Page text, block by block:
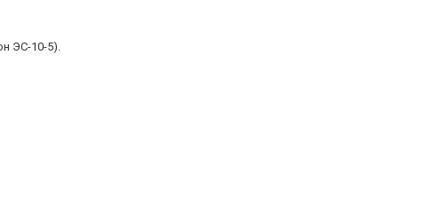
ЭС-10-5).